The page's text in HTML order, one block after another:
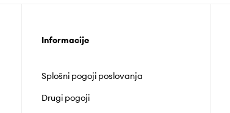
Informacije
Splošni pogoji poslovanja
Drugi pogoji